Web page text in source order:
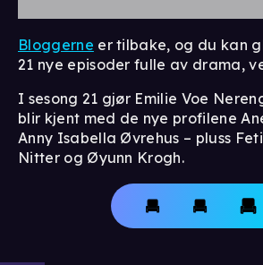
Bloggerne er tilbake, og du kan
21 nye episoder fulle av drama,
I sesong 21 gjør Emilie Voe
blir kjent med de nye profilene
Anny Isabella Øvrehus – pluss
Nitter og Øyunn Krogh.